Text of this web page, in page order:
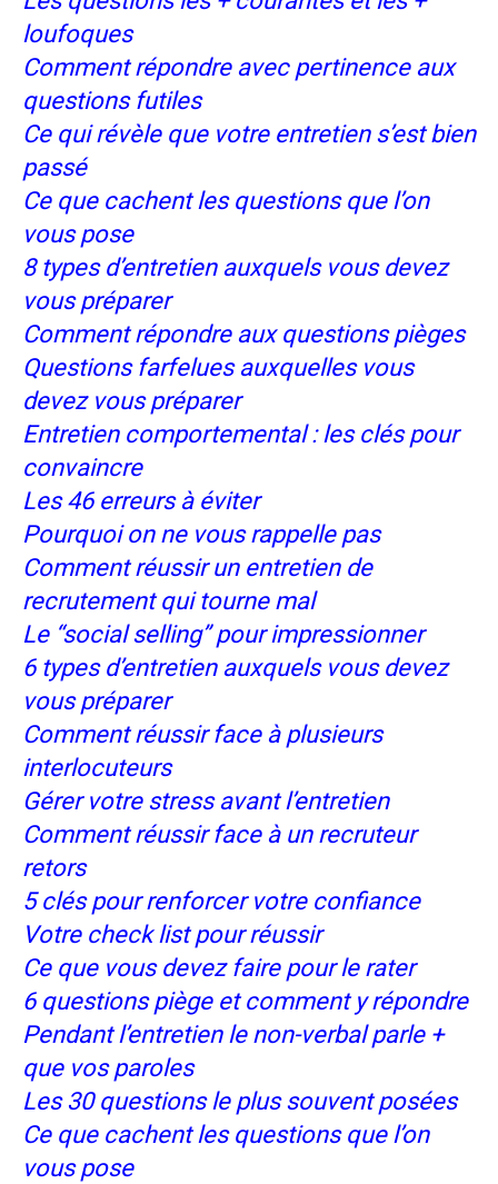
loufoques
Commentrépondre avec pertinence aux
questions futiles
Ce qui révèle que votre entretien s’est bien
passé
Ce que cachent les questions que l’on
vous pose
8 types d’entretien auxquels vous devez
vous préparer
Comment répondre aux questions pièges
Questions farfelues auxquelles vous
devez vous préparer
Entretien comportemental : les clés pour
convaincre
Les 46 erreurs à éviter
Pourquoi on ne vous rappelle pas
Comment réussir un entretien de
recrutement qui tourne mal
Le “social selling” pour impressionner
6 types d’entretien auxquels vous devez
vous préparer
Comment réussir face à plusieurs
interlocuteurs
Gérer votre stress avant l’entretien
Comment réussir face à un recruteur
retors
5 clés pour renforcer votre confiance
Votre check list pour réussir
Ce que vous devez faire pour le rater
6 questions piège et comment y répondre
Pendant l’entretien le non-verbal parle +
que vos paroles
Les 30 questions le plus souvent posées
Ce que cachent les questions que l’on
vous pose